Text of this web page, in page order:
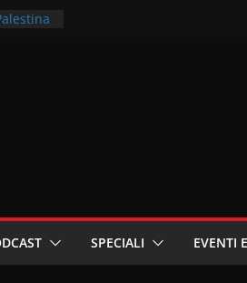
SPECIALI EVENTI